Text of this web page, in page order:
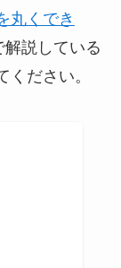
丸くでき
解説している
ださい。